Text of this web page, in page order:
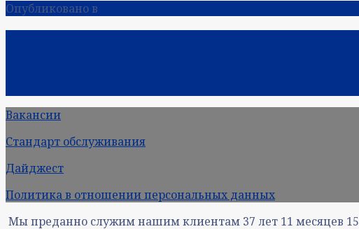
Опубликовано в
Вакансии
Стандарт обслуживания
Дайджест
Политика в отношении персональных данных
Мы преданно служим нашим клиентам 37 лет 11 месяцев 15